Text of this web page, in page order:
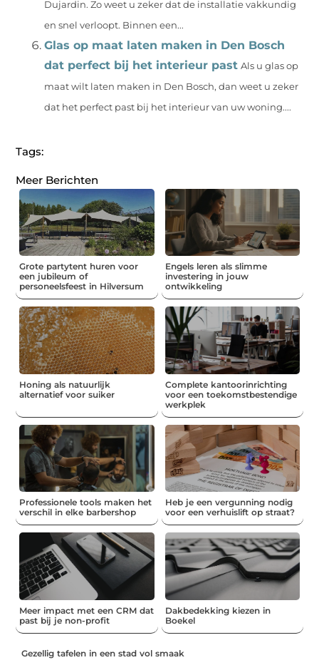
Dujardin. Zo weet u zeker dat de installatie vakkundig
en snel verloopt. Binnen een...
Glas op maat laten maken in Den Bosch
dat perfect bij het interieur past Als u glas op
maat wilt laten maken in Den Bosch, dan weet u zeker
dat het perfect past bij het interieur van uw woning....
Tags:
Meer Berichten
Grote partytent huren voor
een jubileum of
personeelsfeest in Hilversum
Engels leren als slimme
investering in jouw
ontwikkeling
Honing als natuurlijk
alternatief voor suiker
Complete kantoorinrichting
voor een toekomstbestendige
werkplek
Professionele tools maken het
verschil in elke barbershop
Heb je een vergunning nodig
voor een verhuislift op straat?
Meer impact met een CRM dat
past bij je non-profit
Dakbedekking kiezen in
Boekel
Gezellig tafelen in een stad vol smaak